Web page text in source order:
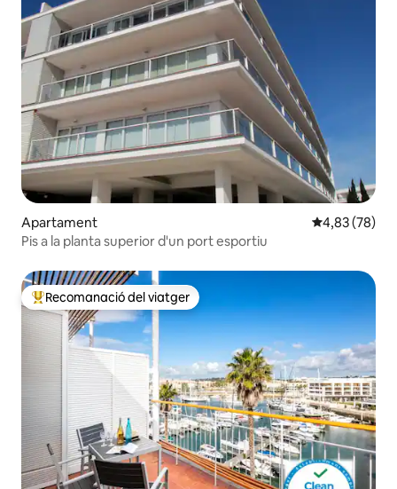
Apartament 4,83 de
4,83 (78)
Pis a la planta superior d'un port esportiu
Principals recomanacions dels viatgers
Recomanació del viatger